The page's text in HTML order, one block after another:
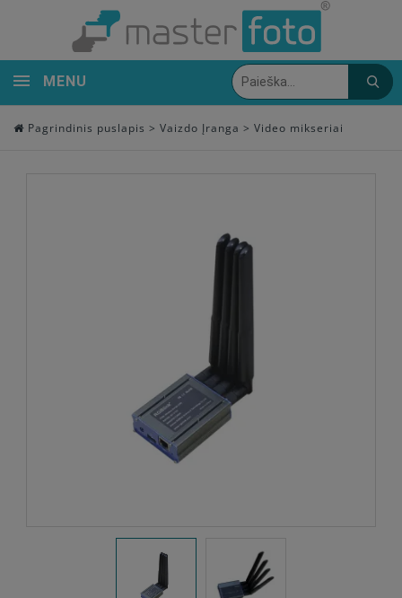
MENU
Pagrindinis puslapis > Vaizdo Įranga > Video mikseriai